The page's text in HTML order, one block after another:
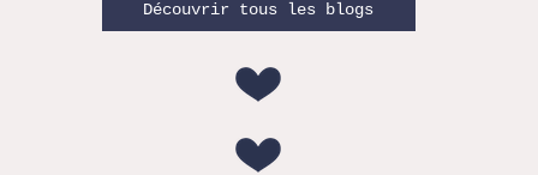
Découvrir tous les blogs